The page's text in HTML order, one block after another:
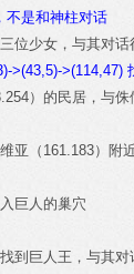
不是和神柱对话
位少女，与其对话
>(43,5)->(114,47)
）的民居，与
亚（161.183）附
巨人的巢穴
到巨人王，与其对